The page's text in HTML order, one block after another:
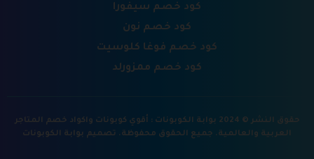
كود خصم سيفورا
كود خصم نون
كود خصم فوغا كلوسيت
كود خصم ممزورلد
حقوق النشر © 2024 بوابة الكوبونات : أقوي كوبونات واكواد خصم المتاجر
العربية والعالمية. جميع الحقوق محفوظة. تصميم بوابة الكوبونات